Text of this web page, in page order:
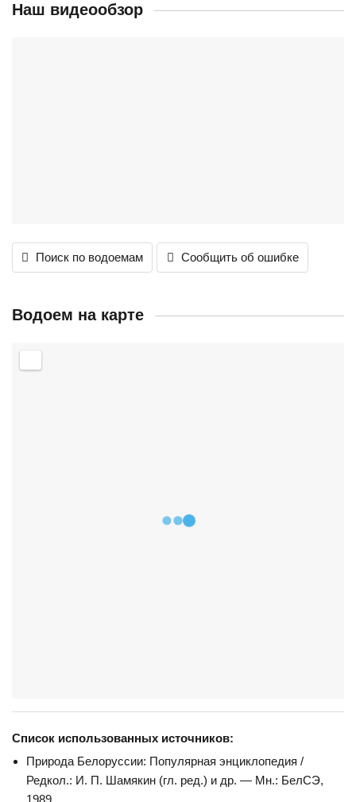
Наш видеообзор
Поиск по водоемам Сообщить об ошибке
Водоем на карте
Список использованных источников:
Природа Белоруссии: Популярная энциклопедия /
Редкол.: И. П. Шамякин (гл. ред.) и др. — Мн.: БелСЭ,